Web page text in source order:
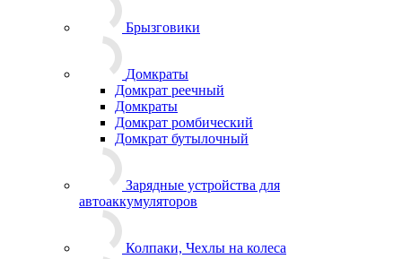
Брызговики
Домкраты
Домкрат реечный
Домкраты
Домкрат ромбический
Домкрат бутылочный
Зарядные устройства для
автоаккумуляторов
Колпаки, Чехлы на колеса